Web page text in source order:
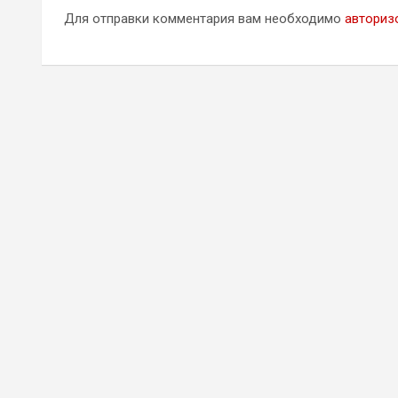
Для отправки комментария вам необходимо